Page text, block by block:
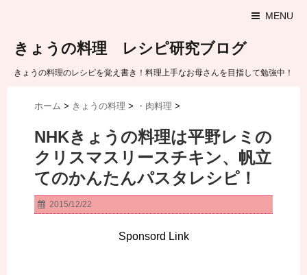
MENU
きょうの料理 レシピ研究ブログ
きょうの料理のレシピを覚え書き！料理上手なお母さんを目指して勉強中！
ホーム > きょうの料理 > ・肉料理 >
NHKきょうの料理は平野レミの
クリスマスリースチキン、帆立
てのかんたんパスタレシピ！
2015/12/22
Sponsord Link